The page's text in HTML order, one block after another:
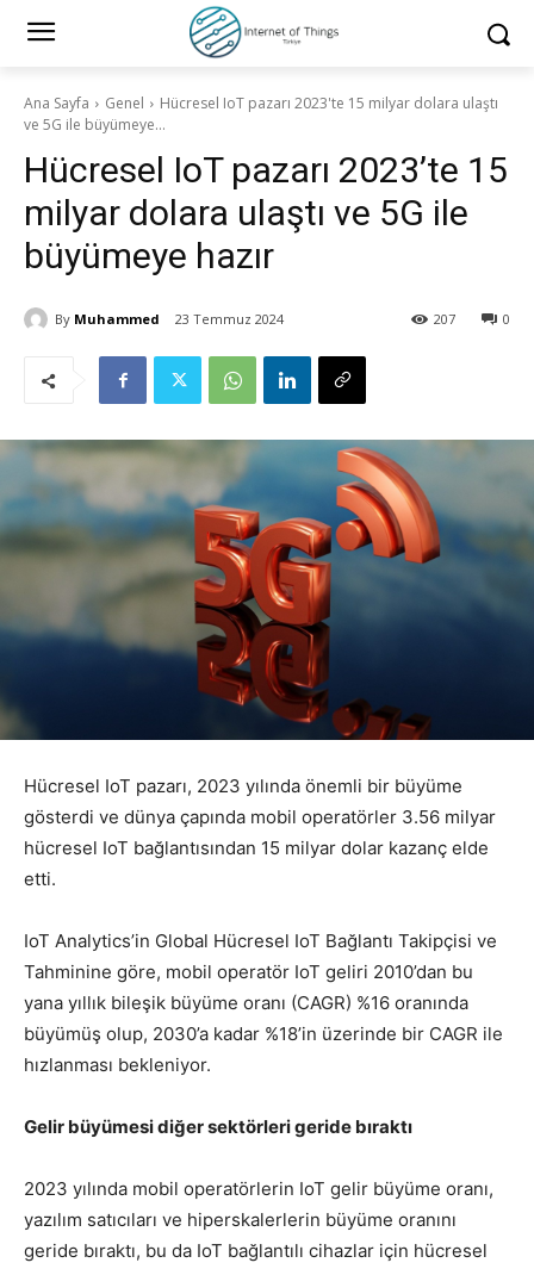
Ana Sayfa Genel
Hücresel IoT pazarı 2023'te 15 milyar dolara ulaştı
ve 5G ile büyümeye...
Hücresel IoT pazarı 2023’te 15
milyar dolara ulaştı ve 5G ile
büyümeye hazır
By Muhammed 23 Temmuz 2024 0
207
Hücresel IoT pazarı, 2023 yılında önemli bir büyüme
gösterdi ve dünya çapında mobil operatörler 3.56 milyar
hücresel IoT bağlantısından 15 milyar dolar kazanç elde
etti.
IoT Analytics’in Global Hücresel IoT Bağlantı Takipçisi ve
Tahminine göre, mobil operatör IoT geliri 2010’dan bu
yana yıllık bileşik büyüme oranı (CAGR) %16 oranında
büyümüş olup, 2030’a kadar %18’in üzerinde bir CAGR ile
hızlanması bekleniyor.
Gelir büyümesi diğer sektörleri geride bıraktı
2023 yılında mobil operatörlerin IoT gelir büyüme oranı,
yazılım satıcıları ve hiperskalerlerin büyüme oranını
geride bıraktı, bu da IoT bağlantılı cihazlar için hücresel